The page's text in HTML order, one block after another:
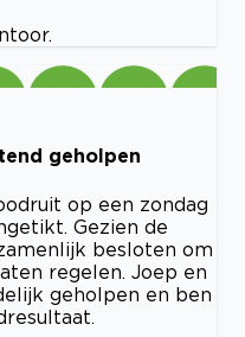
geholpen
op een zondag
Gezien de
besloten om
regelen. Joep en
geholpen en ben